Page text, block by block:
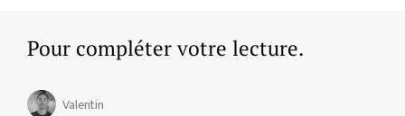
Pour compléter votre lecture.
Valentin